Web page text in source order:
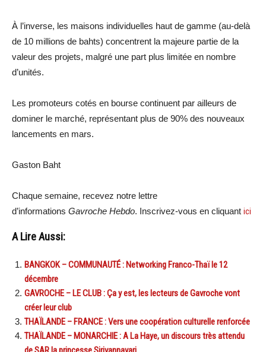
À l’inverse, les maisons individuelles haut de gamme (au-delà
de 10 millions de bahts) concentrent la majeure partie de la
valeur des projets, malgré une part plus limitée en nombre
d’unités.
Les promoteurs cotés en bourse continuent par ailleurs de
dominer le marché, représentant plus de 90% des nouveaux
lancements en mars.
Gaston Baht
Chaque semaine, recevez notre lettre
d’informations Gavroche Hebdo. Inscrivez-vous en cliquant ici
A Lire Aussi:
BANGKOK – COMMUNAUTÉ : Networking Franco-Thaï le 12
décembre
GAVROCHE – LE CLUB : Ça y est, les lecteurs de Gavroche vont
créer leur club
THAÏLANDE – FRANCE : Vers une coopération culturelle renforcée
THAÏLANDE – MONARCHIE : A La Haye, un discours très attendu